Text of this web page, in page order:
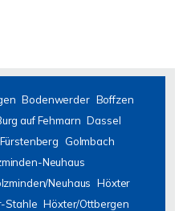
Bodenwerder Boffzen
auf Fehmarn Dassel
Fürstenberg
Golmbach
Neuhaus
Neuhaus Höxter
Stahle Höxter/Ottbergen